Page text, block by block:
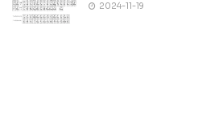
2024-11-19